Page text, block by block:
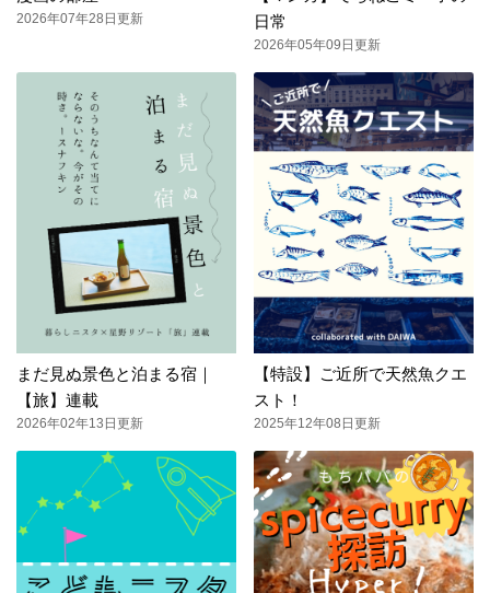
2026年07年28日更新
日常
2026年05年09日更新
まだ見ぬ景色と泊まる宿｜
【旅】連載
2026年02年13日更新
【特設】ご近所で天然魚クエ
スト！
2025年12年08日更新